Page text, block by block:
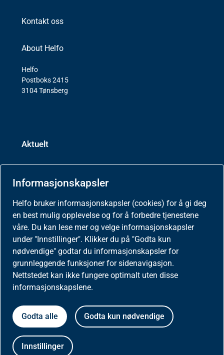
Informasjonskapsler
Helfo bruker informasjonskapsler (cookies) for å gi deg
en best mulig opplevelse og for å forbedre tjenestene
våre. Du kan lese mer og velge informasjonskapsler
under "Innstillinger". Klikker du på "Godta kun
nødvendige" godtar du informasjonskapsler for
grunnleggende funksjoner for sidenavigasjon.
Nettstedet kan ikke fungere optimalt uten disse
informasjonskapslene.
Godta alle Godta kun nødvendige
Innstillinger
Kontakt oss
About Helfo
Helfo
Postboks 2415
3104 Tønsberg
Aktuelt
Nyheter
Om nettstedet
helfo.no
Personvernerklæring